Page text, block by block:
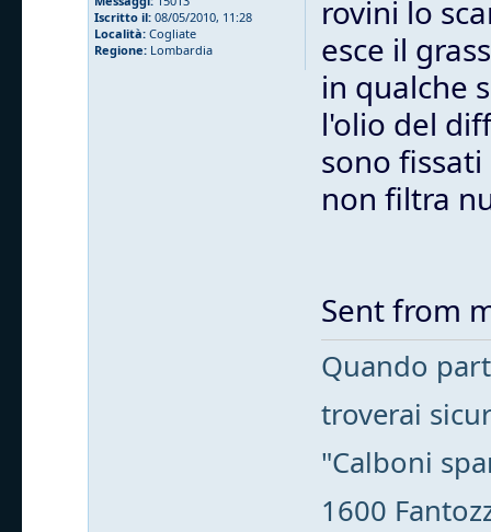
Iscritto il: 08/05/2010, 11:28
Località: Cogliate
Regione: Lombardia
rovini lo
esce il
in qualche
l'olio del
sono
non filtra
Sent from
Quando
troverai
"Calboni
1600